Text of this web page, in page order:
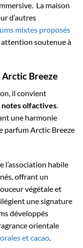
La maison
d’autres
mixtes proposés
soutenue à
Breeze
il convient
notes olfactives.
une harmonie
parfum Arctic Breeze
l’association habile
offrant un
végétale et
une signature
développés
orientale
et cacao